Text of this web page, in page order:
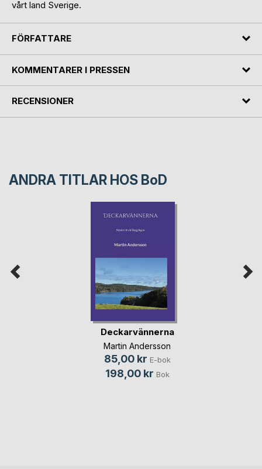
vårt land Sverige.
FÖRFATTARE
KOMMENTARER I PRESSEN
RECENSIONER
ANDRA TITLAR HOS BoD
Deckarvännerna
Martin Andersson
85,00 kr E-bok
198,00 kr Bok